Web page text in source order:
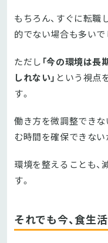
もちろん、すぐに転職
的でない場合も多いで
ただし 「今の環境は
しれない」 という視点
す。
働き方を微調整できな
む時間を確保できない
環境を整えることも、
す。
それでも今、食生